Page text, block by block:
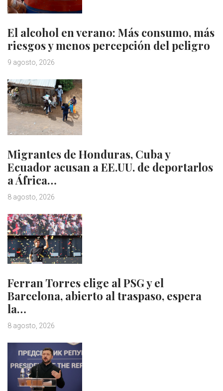
El alcohol en verano: Más consumo, más
riesgos y menos percepción del peligro
9 agosto, 2026
Migrantes de Honduras, Cuba y
Ecuador acusan a EE.UU. de deportarlos
a África…
8 agosto, 2026
Ferran Torres elige al PSG y el
Barcelona, abierto al traspaso, espera
la…
8 agosto, 2026